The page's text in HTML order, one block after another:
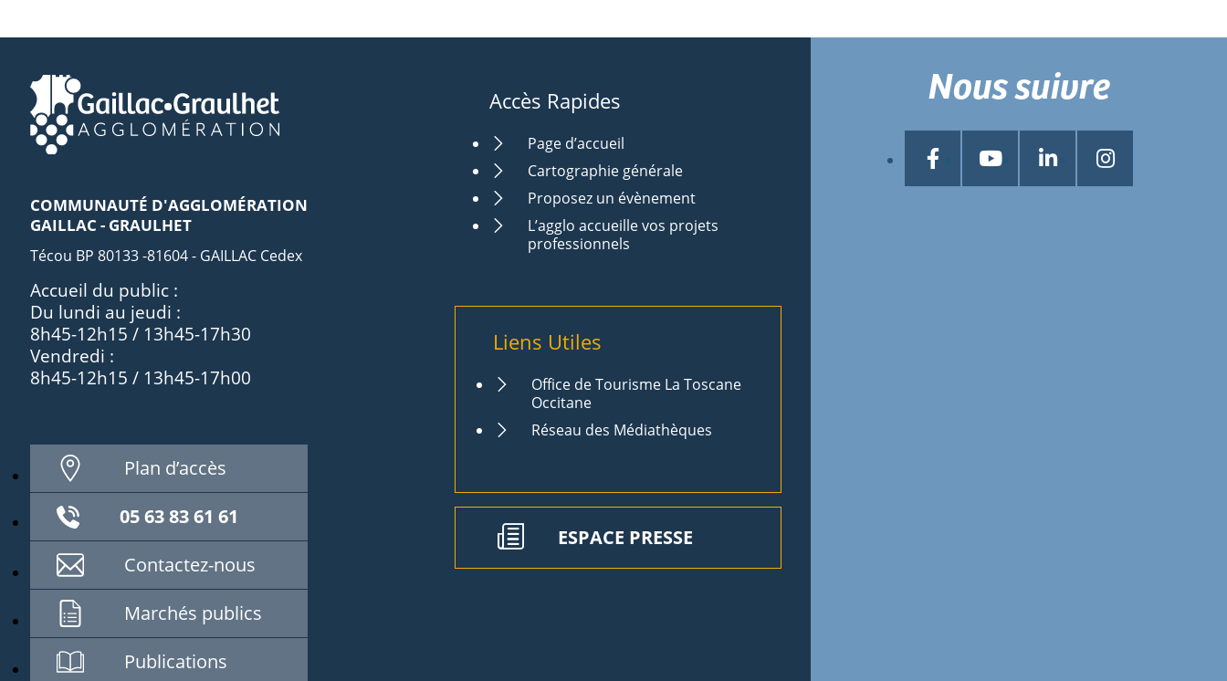
COMMUNAUTÉ D'AGGLOMÉRATION
GAILLAC - GRAULHET
Técou BP 80133 -81604 - GAILLAC Cedex
Accueil du public :
Du lundi au jeudi :
8h45-12h15 / 13h45-17h30
Vendredi :
8h45-12h15 / 13h45-17h00
Plan d’accès
05 63 83 61 61
Contactez-nous
Marchés publics
Publications
Accès Rapides
Page d’accueil
Cartographie générale
Proposez un évènement
L’agglo accueille vos projets
professionnels
Liens Utiles
Office de Tourisme La Toscane
Occitane
Réseau des Médiathèques
ESPACE PRESSE
Nous suivre